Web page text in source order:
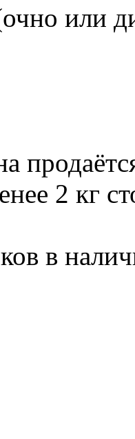
или
2 кг
в